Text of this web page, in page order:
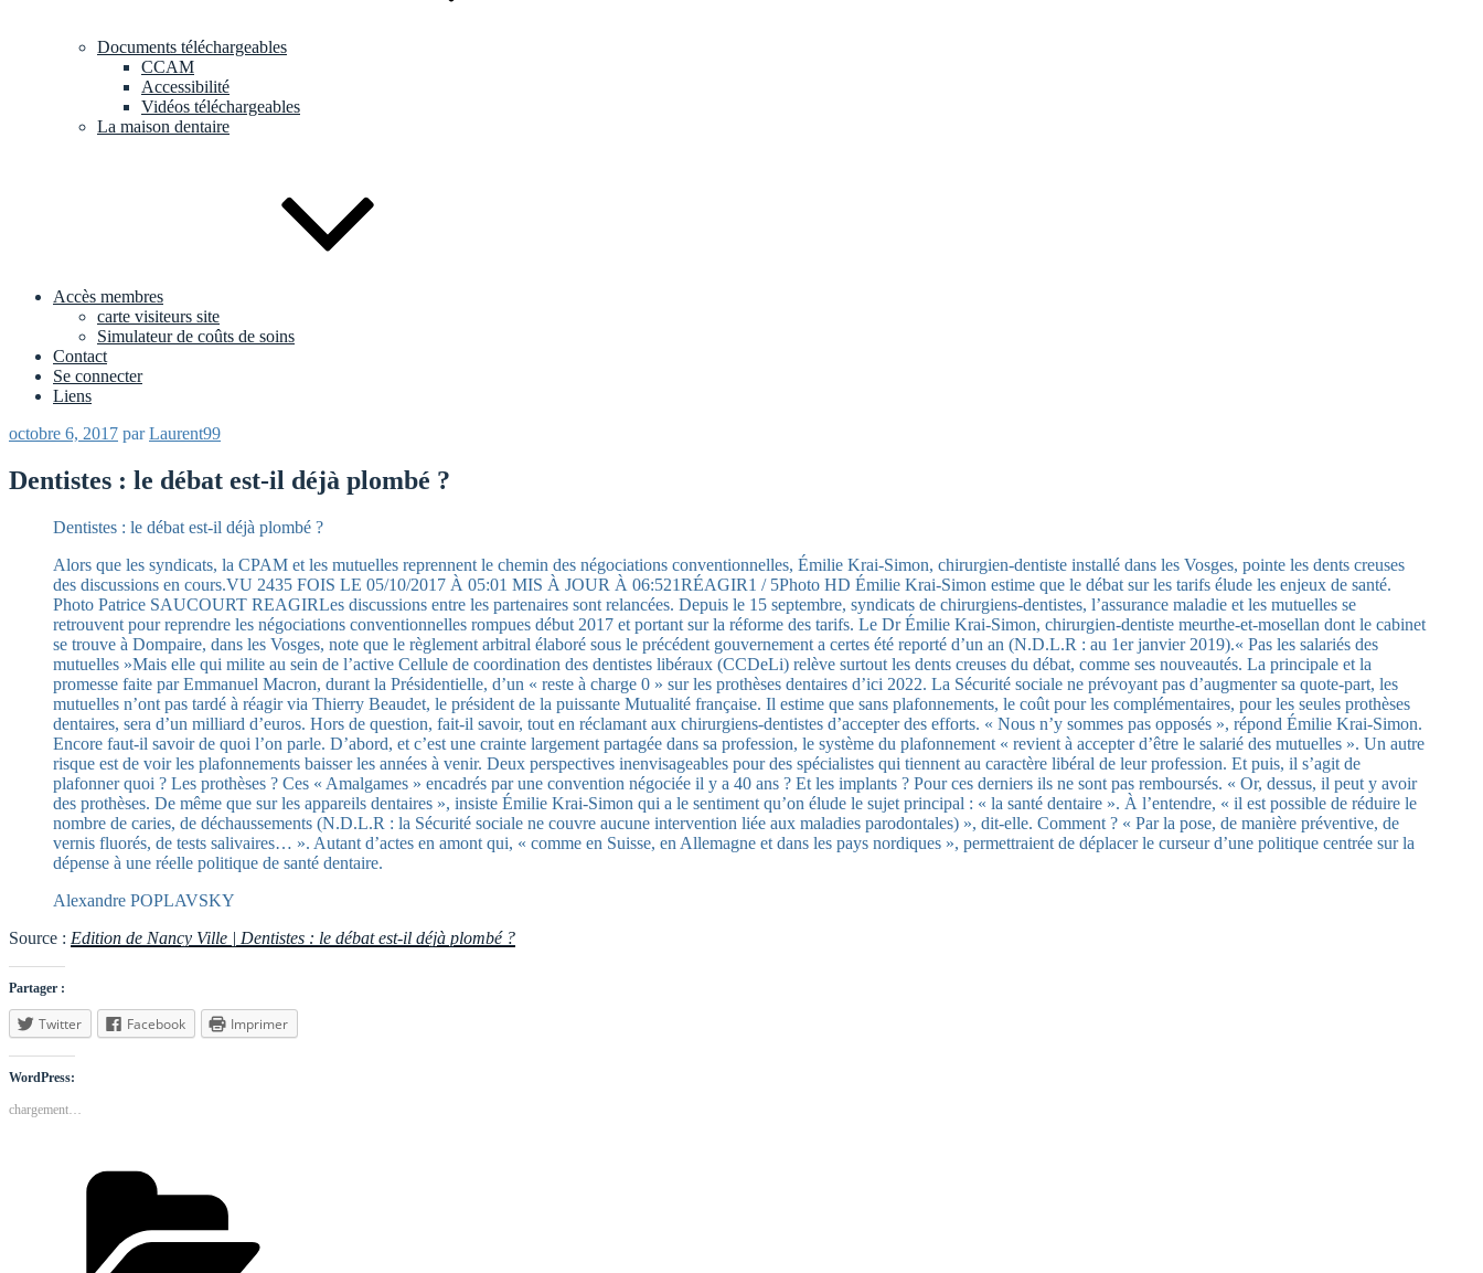
Documents téléchargeables
CCAM
Accessibilité
Vidéos téléchargeables
La maison dentaire
Accès membres
carte visiteurs site
Simulateur de coûts de soins
Contact
Se connecter
Liens
Publié
octobre 6, 2017 parLaurent99
Dentistes : le débat est-il déjà plombé ?
Dentistes : le débat est-il déjà plombé ?
Alors que les syndicats, la CPAM et les mutuelles reprennent le chemin des négociations conventionnelles, Émilie Krai-Simon, chirurgien-dentiste installé dans les Vosges, pointe les dents creuses
des discussions en cours.VU 2435 FOIS LE 05/10/2017 À 05:01 MIS À JOUR À 06:521RÉAGIR1 / 5Photo HD Émilie Krai-Simon estime que le débat sur les tarifs élude les enjeux de santé.
Photo Patrice SAUCOURT REAGIRLes discussions entre les partenaires sont relancées. Depuis le 15 septembre, syndicats de chirurgiens-dentistes, l’assurance maladie et les mutuelles se
retrouvent pour reprendre les négociations conventionnelles rompues début 2017 et portant sur la réforme des tarifs. Le Dr Émilie Krai-Simon, chirurgien-dentiste meurthe-et-mosellan dont le cabinet
se trouve à Dompaire, dans les Vosges, note que le règlement arbitral élaboré sous le précédent gouvernement a certes été reporté d’un an (N.D.L.R : au 1er janvier 2019).« Pas les salariés des
mutuelles »Mais elle qui milite au sein de l’active Cellule de coordination des dentistes libéraux (CCDeLi) relève surtout les dents creuses du débat, comme ses nouveautés. La principale et la
promesse faite par Emmanuel Macron, durant la Présidentielle, d’un « reste à charge 0 » sur les prothèses dentaires d’ici 2022. La Sécurité sociale ne prévoyant pas d’augmenter sa quote-part, les
mutuelles n’ont pas tardé à réagir via Thierry Beaudet, le président de la puissante Mutualité française. Il estime que sans plafonnements, le coût pour les complémentaires, pour les seules prothèses
dentaires, sera d’un milliard d’euros. Hors de question, fait-il savoir, tout en réclamant aux chirurgiens-dentistes d’accepter des efforts. « Nous n’y sommes pas opposés », répond Émilie Krai-Simon.
Encore faut-il savoir de quoi l’on parle. D’abord, et c’est une crainte largement partagée dans sa profession, le système du plafonnement « revient à accepter d’être le salarié des mutuelles ». Un autre
risque est de voir les plafonnements baisser les années à venir. Deux perspectives inenvisageables pour des spécialistes qui tiennent au caractère libéral de leur profession. Et puis, il s’agit de
plafonner quoi ? Les prothèses ? Ces « Amalgames » encadrés par une convention négociée il y a 40 ans ? Et les implants ? Pour ces derniers ils ne sont pas remboursés. « Or, dessus, il peut y avoir
des prothèses. De même que sur les appareils dentaires », insiste Émilie Krai-Simon qui a le sentiment qu’on élude le sujet principal : « la santé dentaire ». À l’entendre, « il est possible de réduire le
nombre de caries, de déchaussements (N.D.L.R : la Sécurité sociale ne couvre aucune intervention liée aux maladies parodontales) », dit-elle. Comment ? « Par la pose, de manière préventive, de
vernis fluorés, de tests salivaires… ». Autant d’actes en amont qui, « comme en Suisse, en Allemagne et dans les pays nordiques », permettraient de déplacer le curseur d’une politique centrée sur la
dépense à une réelle politique de santé dentaire.
Alexandre POPLAVSKY
Source : Edition de Nancy Ville | Dentistes : le débat est-il déjà plombé ?
Partager :
Twitter Facebook Imprimer
WordPress:
chargement…